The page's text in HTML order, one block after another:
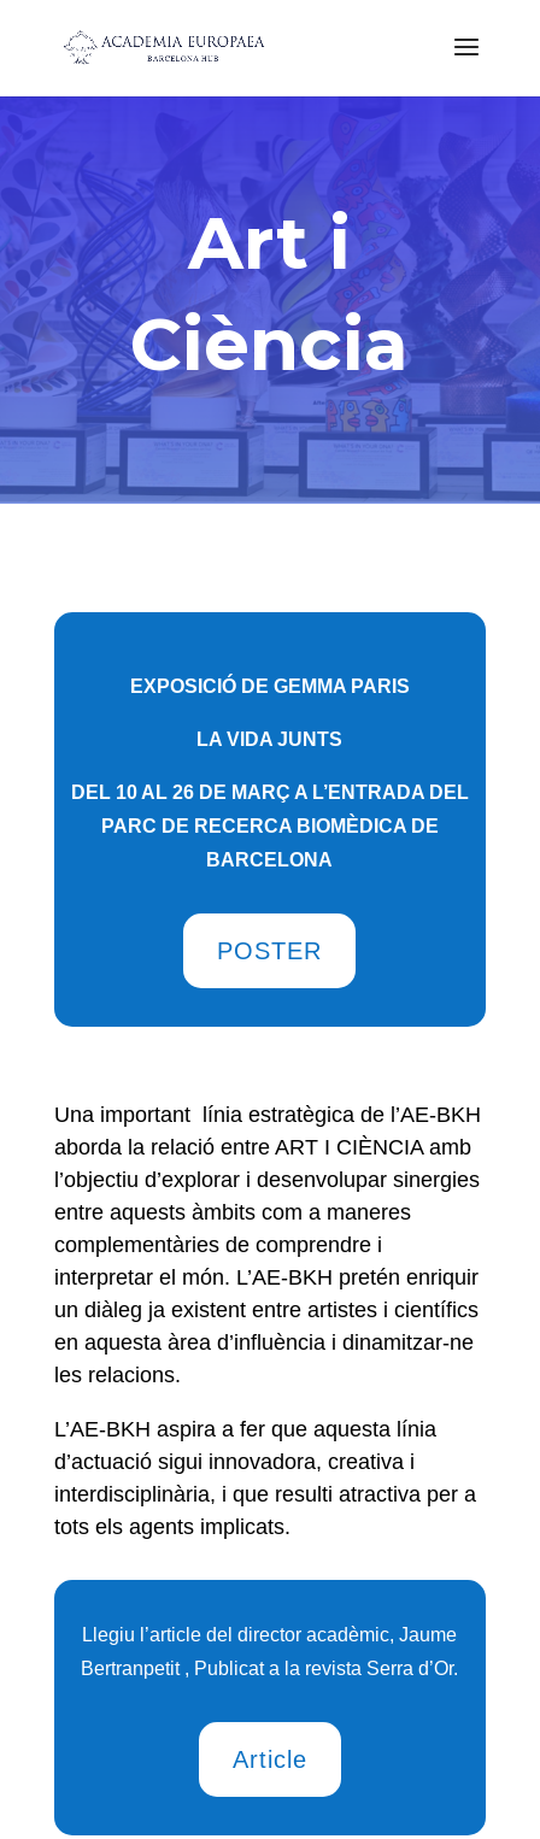
Art i
Ciència
EXPOSICIÓ DE GEMMA PARIS
LA VIDA JUNTS
DEL 10 AL 26 DE MARÇ A L’ENTRADA DEL
PARC DE RECERCA BIOMÈDICA DE
BARCELONA
POSTER
Una important línia estratègica de l’AE-BKH
aborda la relació entre ART I CIÈNCIA amb
l’objectiu d’explorar i desenvolupar sinergies
entre aquests àmbits com a maneres
complementàries de comprendre i
interpretar el món. L’AE-BKH pretén enriquir
un diàleg ja existent entre artistes i científics
en aquesta àrea d’influència i dinamitzar-ne
les relacions.
L’AE-BKH aspira a fer que aquesta línia
d’actuació sigui innovadora, creativa i
interdisciplinària, i que resulti atractiva per a
tots els agents implicats.
Llegiu l’article del director acadèmic, Jaume
Bertranpetit , Publicat a la revista Serra d’Or.
Article